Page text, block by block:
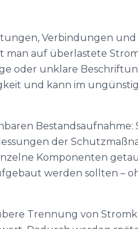
Verbindungen
man auf überlastete
oder unklare
und kann im
der
Komponenten
werden sollten –
Trennung von